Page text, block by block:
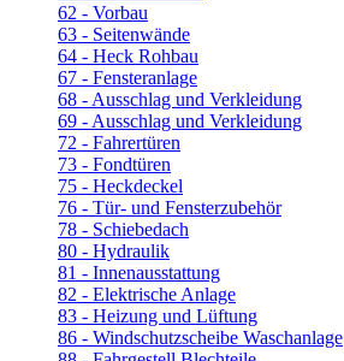
62 - Vorbau
63 - Seitenwände
64 - Heck Rohbau
67 - Fensteranlage
68 - Ausschlag und Verkleidung
69 - Ausschlag und Verkleidung
72 - Fahrertüren
73 - Fondtüren
75 - Heckdeckel
76 - Tür- und Fensterzubehör
78 - Schiebedach
80 - Hydraulik
81 - Innenausstattung
82 - Elektrische Anlage
83 - Heizung und Lüftung
86 - Windschutzscheibe Waschanlage